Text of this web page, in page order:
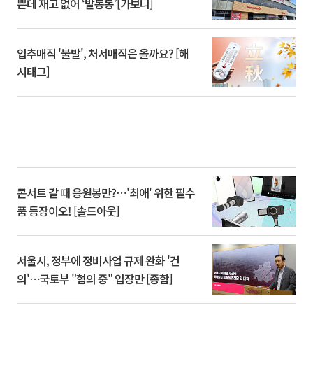
입추매직 '불발', 처서매직은 올까요? [해
시태그]
콘서트 갈 때 응원봉만?⋯'최애' 위한 필수
품 등장이오! [솔드아웃]
서울시, 정부에 정비사업 규제 완화 '건
의'⋯국토부 "협의 중" 입장만 [종합]